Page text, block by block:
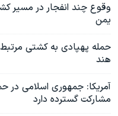
وقوع چند انفجار در مسیر
یمن
حمله پهپادی به کشتی
هند
آمریکا: جمهوری اسلامی در
مشارکت گسترده‌ دارد